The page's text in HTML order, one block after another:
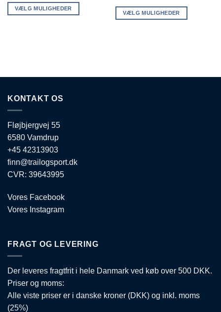
VÆLG MULIGHEDER
på
varesiden
VÆLG MULIGHEDER
Mulighederne
KONTAKT OS
Fløjbjergvej 55
6580 Vamdrup
+45 42313903
finn@trailogsport.dk
CVR: 39643995
Vores Facebook
Vores Instagram
FRAGT OG LEVERING
Der leveres fragtfrit i hele Danmark ved køb over 500 DKK.
Priser og moms:
Alle viste priser er i danske kroner (DKK) og inkl. moms
(25%)